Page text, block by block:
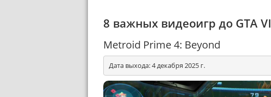
8 важных видеоигр до GTA VI
Metroid Prime 4: Beyond
Дата выхода: 4 декабря 2025 г.